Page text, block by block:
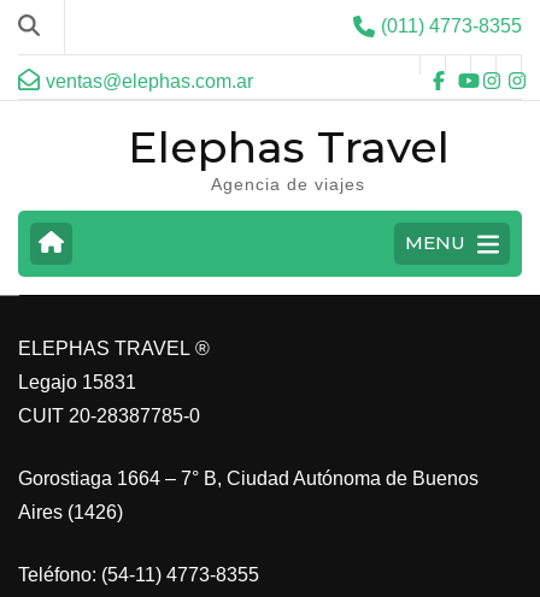
(011) 4773-8355
ventas@elephas.com.ar
Elephas Travel
Agencia de viajes
MENU
ELEPHAS TRAVEL ®
Legajo 15831
CUIT 20-28387785-0
Gorostiaga 1664 – 7° B, Ciudad Autónoma de Buenos
Aires (1426)
Teléfono: (54-11) 4773-8355